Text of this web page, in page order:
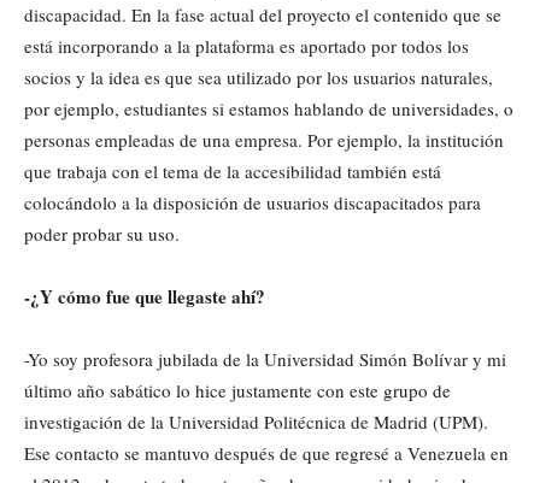
discapacidad. En la fase actual del proyecto el contenido que se
está incorporando a la plataforma es aportado por todos los
socios y la idea es que sea utilizado por los usuarios naturales,
por ejemplo, estudiantes si estamos hablando de universidades, o
personas empleadas de una empresa. Por ejemplo, la institución
que trabaja con el tema de la accesibilidad también está
colocándolo a la disposición de usuarios discapacitados para
poder probar su uso.
-¿Y cómo fue que llegaste ahí?
-Yo soy profesora jubilada de la Universidad Simón Bolívar y mi
último año sabático lo hice justamente con este grupo de
investigación de la Universidad Politécnica de Madrid (UPM).
Ese contacto se mantuvo después de que regresé a Venezuela en